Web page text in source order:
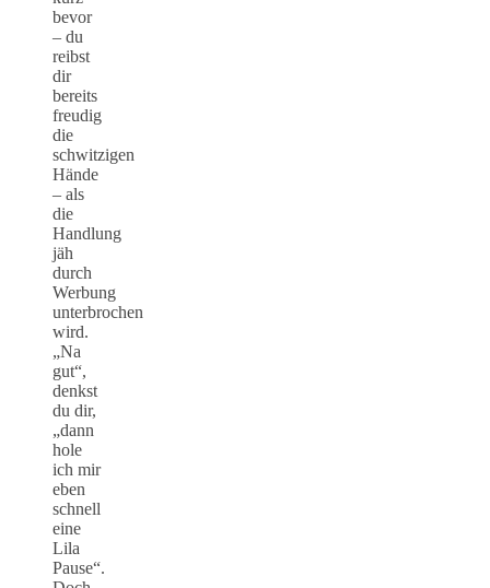
bevor
– du
reibst
dir
bereits
freudig
die
schwitzigen
Hände
– als
die
Handlung
jäh
durch
Werbung
unterbrochen
wird.
„Na
gut“,
denkst
du dir,
„dann
hole
ich mir
eben
schnell
eine
Lila
Pause“.